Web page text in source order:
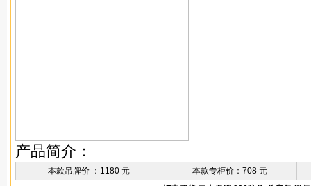
产品简介：
本款吊牌价 ：1180 元
本款专柜价：708 元